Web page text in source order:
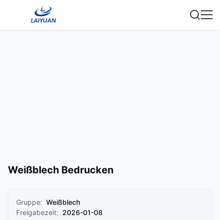
Weißblech Bedrucken
Gruppe: Weißblech
Freigabezeit: 2026-01-08